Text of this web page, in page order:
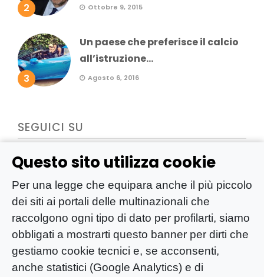
Questo sito utilizza cookie
Per una legge che equipara anche il più piccolo
dei siti ai portali delle multinazionali che
raccolgono ogni tipo di dato per profilarti, siamo
obbligati a mostrarti questo banner per dirti che
gestiamo cookie tecnici e, se acconsenti,
anche statistici (Google Analytics) e di
2 Ottobre 9, 2015
3
Un paese che preferisce il calcio
all’istruzione...
Agosto 6, 2016
SEGUICI SU